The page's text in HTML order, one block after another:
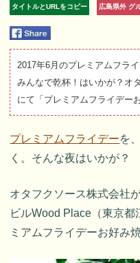
タイトルとURLをコピー 広島県外 グ
2017年6月のプレミアムフラ
みんなで乾杯！はいかが？オ
にて「プレミアムフライデー
プレミアムフライデーを
く。そんな夜はいかが？
オタフクソース株式会社
ビルWood Place（東京
ミアムフライデーお好み